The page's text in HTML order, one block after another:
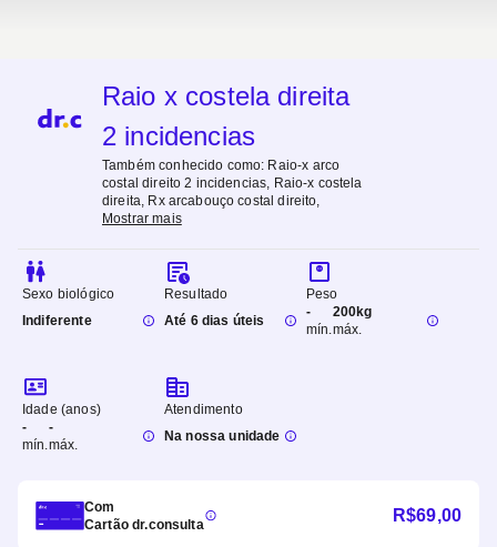
Raio x costela direita
2 incidencias
Também conhecido como: Raio-x arco
costal direito 2 incidencias, Raio-x costela
direita, Rx arcabouço costal direito,
Mostrar mais
Sexo biológico
Indiferente
Resultado
Até 6 dias úteis
Peso
-
mín.
200kg
máx.
Idade (anos)
-
mín.
-
máx.
Atendimento
Na nossa unidade
Com
Cartão dr.consulta
R$69,00